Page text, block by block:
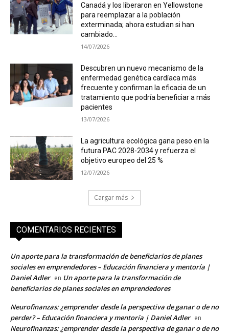
Canadá y los liberaron en Yellowstone
para reemplazar a la población
exterminada; ahora estudian si han
cambiado...
14/07/2026
Descubren un nuevo mecanismo de la
enfermedad genética cardíaca más
frecuente y confirman la eficacia de un
tratamiento que podría beneficiar a más
pacientes
13/07/2026
La agricultura ecológica gana peso en la
futura PAC 2028-2034 y refuerza el
objetivo europeo del 25 %
12/07/2026
Cargar más
COMENTARIOS RECIENTES
Un aporte para la transformación de beneficiarios de planes
sociales en emprendedores – Educación financiera y mentoría |
Daniel Adler en Un aporte para la transformación de
beneficiarios de planes sociales en emprendedores
Neurofinanzas: ¿emprender desde la perspectiva de ganar o de no
perder? – Educación financiera y mentoría | Daniel Adler en
Neurofinanzas: ¿emprender desde la perspectiva de ganar o de no